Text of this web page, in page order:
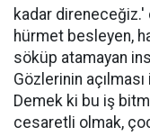
kadar direneceğiz.'
hürmet besleyen,
söküp atamayan
Gözlerinin
Demek ki bu iş
cesaretli olmak,